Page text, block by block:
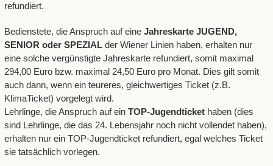
refundiert.
Bedienstete, die Anspruch auf eine Jahreskarte JUGEND,
SENIOR oder SPEZIALder Wiener Linien haben, erhalten nur
eine solche vergünstigte Jahreskarte refundiert, somit maximal
294,00 Euro bzw. maximal 24,50 Euro pro Monat. Dies gilt somit
auch dann, wenn ein teureres, gleichwertiges Ticket (z.B.
KlimaTicket) vorgelegt wird.
Lehrlinge, die Anspruch auf ein TOP-Jugendtickethaben (dies
sind Lehrlinge, die das 24. Lebensjahr noch nicht vollendet haben),
erhalten nur ein TOP-Jugendticket refundiert, egal welches Ticket
sie tatsächlich vorlegen.